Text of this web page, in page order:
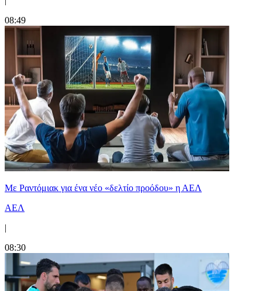
08:49
Με Ραντόμιακ για ένα νέο «δελτίο προόδου» η ΑΕΛ
ΑΕΛ
|
08:30